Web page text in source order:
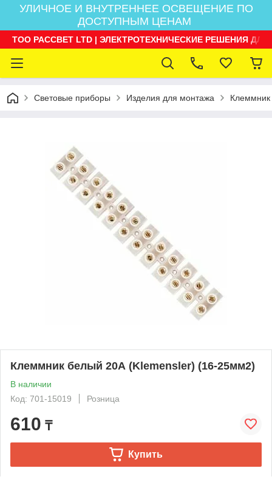
УЛИЧНОЕ И ВНУТРЕННЕЕ ОСВЕЩЕНИЕ ПО
ДОСТУПНЫМ ЦЕНАМ
ТОО РАССВЕТ LTD | ЭЛЕКТРОТЕХНИЧЕСКИЕ РЕШЕНИЯ
Световые приборы Изделия для монтажа
Клеммник белый 20А (Klemensler) (16-25мм2)
В наличии
Код: 701-15019
Розница
610 ₸
Купить